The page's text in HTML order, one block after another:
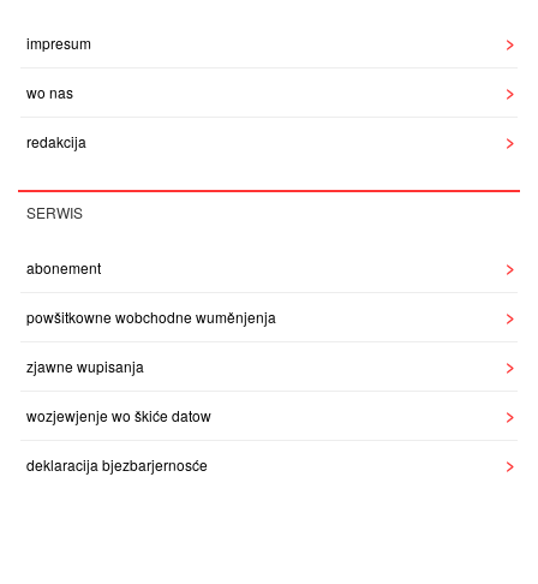
impresum
wo nas
redakcija
SERWIS
abonement
powšitkowne wobchodne wuměnjenja
zjawne wupisanja
wozjewjenje wo škiće datow
deklaracija bjezbarjernosće